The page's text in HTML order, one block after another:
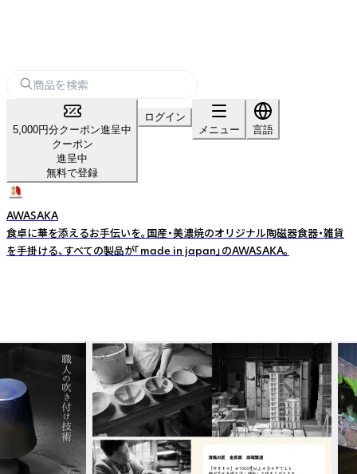
5,000円分クーポン進呈中
クーポン
進呈中
無料で登録
ログイン
メニュー
言語
AWASAKA
食卓に華を添えるお手伝いを。国産・美濃焼のオリジナル陶磁器食器・雑貨
を手掛ける、すべての製品が「made in japan」のAWASAKA。